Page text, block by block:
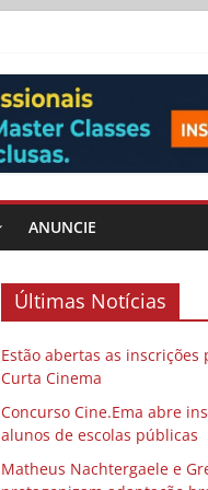
ANUNCIE
Últimas Notícias
Estão abertas as inscrições
Curta Cinema
Concurso Cine.Ema abre
alunos de escolas públicas
Matheus Nachtergaele e